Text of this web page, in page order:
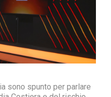
sono spunto per parlare